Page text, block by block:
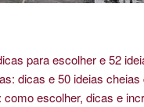
para escolher e 52
dicas e 50 ideias
como escolher, dicas e